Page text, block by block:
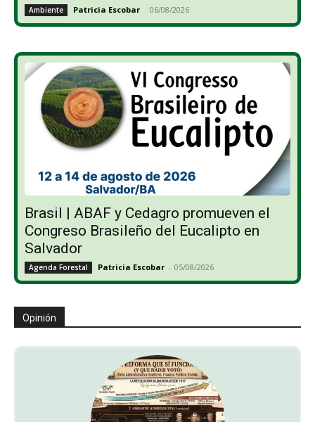
Ambiente Patricia Escobar - 06/08/2026
Brasil | ABAF y Cedagro promueven el
Congreso Brasileño del Eucalipto en
Salvador
Agenda Forestal Patricia Escobar - 05/08/2026
Opinión